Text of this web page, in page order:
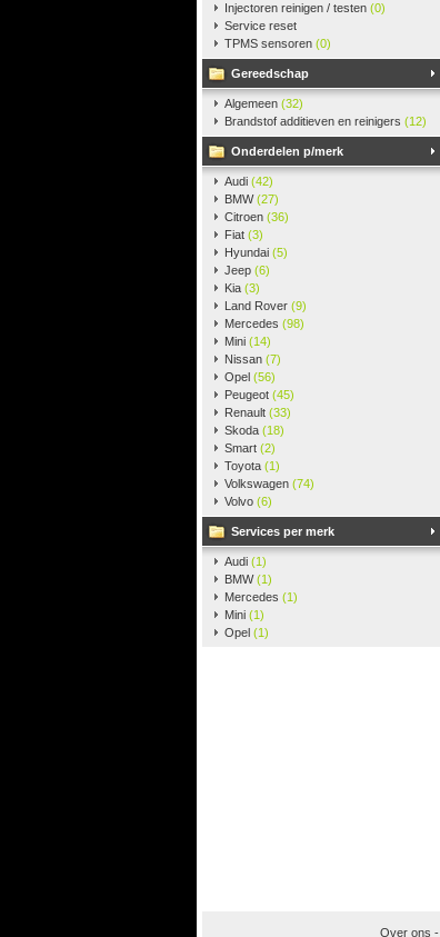
Injectoren reinigen / testen (0)
Service reset
TPMS sensoren (0)
Gereedschap
Algemeen (32)
Brandstof additieven en reinigers (12)
Onderdelen p/merk
Audi (42)
BMW(27)
Citroen (36)
Fiat (3)
Hyundai (5)
Jeep (6)
Kia (3)
Land Rover (9)
Mercedes (98)
Mini (14)
Nissan (7)
Opel (56)
Peugeot (45)
Renault (33)
Skoda (18)
Smart (2)
Toyota (1)
Volkswagen (74)
Volvo (6)
Services per merk
Audi (1)
BMW(1)
Mercedes (1)
Mini (1)
Opel (1)
Over ons -